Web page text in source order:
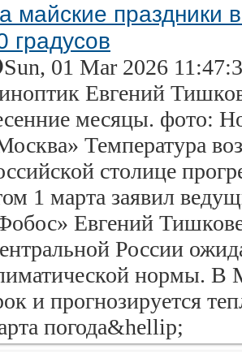
майские праздники
градусов
01 Mar 2026
Евгений
месяцы. фото:
Температура
столице
1 марта заявил
Евгений
России
нормы. В
и прогнозируется
погода&hellip;